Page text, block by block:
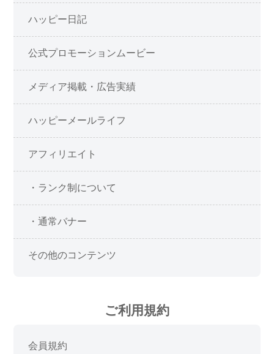
ハッピー日記
公式プロモーションムービー
メディア掲載・広告実績
ハッピーメールライフ
アフィリエイト
・ランク制について
・通常バナー
その他のコンテンツ
ご利用規約
会員規約